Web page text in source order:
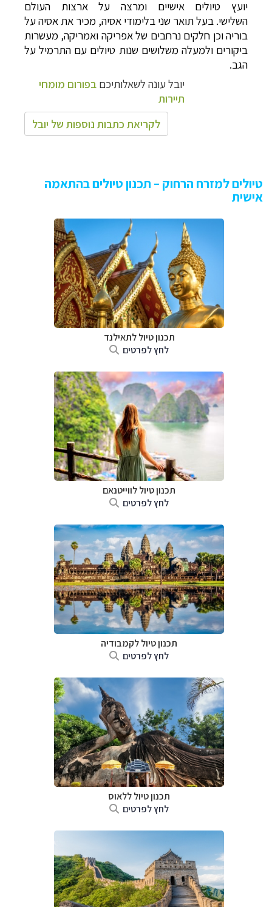
יועץ טיולים אישיים ומרצה על ארצות העולם
השלישי. בעל תואר שני בלימודי אסיה, מכיר את אסיה על
בוריה וכן חלקים נרחבים של אפריקה ואמריקה, מעשרות
ביקורים ולמעלה משלושים שנות טיולים עם התרמיל על
הגב.
יובל עונה לשאלותיכם בפורום מומחי
תיירות
לקריאת כתבות נוספות של יובל
טיולים למזרח הרחוק – תכנון טיולים בהתאמה
אישית
תכנון טיול לתאילנד
לחץ לפרטים
תכנון טיול לווייטנאם
לחץ לפרטים
תכנון טיוללקמבודיה
לחץ לפרטים
תכנון טיולללאוס
לחץ לפרטים